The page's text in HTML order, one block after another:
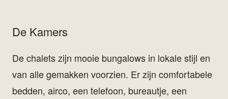
De Kamers
De chalets zijn mooie bungalows in lokale stijl en
van alle gemakken voorzien. Er zijn comfortabele
bedden, airco, een telefoon, bureautje, een